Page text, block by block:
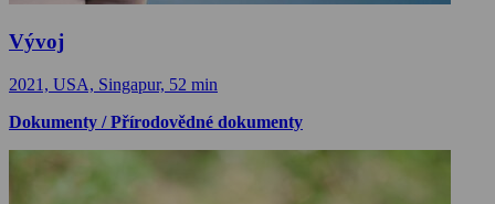
Vývoj
2021, USA, Singapur, 52 min
Dokumenty / Přírodovědné dokumenty